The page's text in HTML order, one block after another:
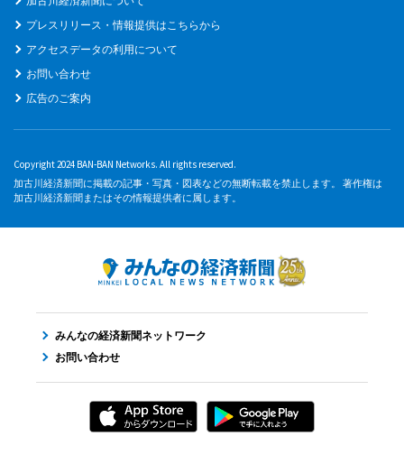
プレスリリース・情報提供はこちらから
アクセスデータの利用について
お問い合わせ
広告のご案内
Copyright 2024 BAN-BAN Networks. All rights reserved.
加古川経済新聞に掲載の記事・写真・図表などの無断転載を禁止します。 著作権は
加古川経済新聞またはその情報提供者に属します。
みんなの経済新聞ネットワーク
お問い合わせ